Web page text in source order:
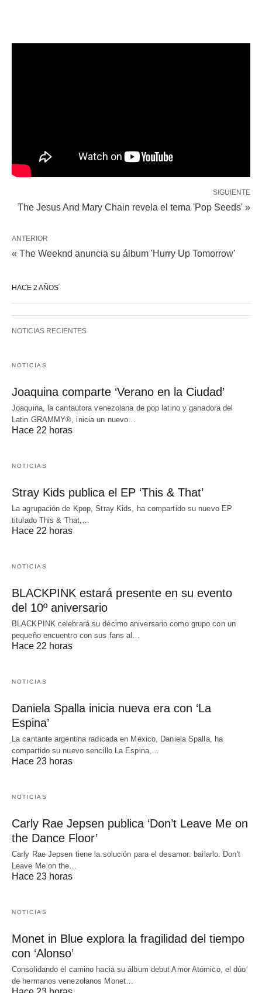
SIGUIENTE
The Jesus And Mary Chain revela el tema 'Pop Seeds' »
ANTERIOR
« The Weeknd anuncia su álbum 'Hurry Up Tomorrow'
HACE 2 AÑOS
NOTICIAS RECIENTES
NOTICIAS
Joaquina comparte ‘Verano en la Ciudad’
Joaquina, la cantautora venezolana de pop latino y ganadora del
Latin GRAMMY®, inicia un nuevo…
Hace 22 horas
NOTICIAS
Stray Kids publica el EP ‘This & That’
La agrupación de Kpop, Stray Kids, ha compartido su nuevo EP
titulado This & That,…
Hace 22 horas
NOTICIAS
BLACKPINK estará presente en su evento
del 10º aniversario
BLACKPINK celebrará su décimo aniversario como grupo con un
pequeño encuentro con sus fans al…
Hace 22 horas
NOTICIAS
Daniela Spalla inicia nueva era con ‘La
Espina’
La cantante argentina radicada en México, Daniela Spalla, ha
compartido su nuevo sencillo La Espina,…
Hace 23 horas
NOTICIAS
Carly Rae Jepsen publica ‘Don’t Leave Me on
the Dance Floor’
Carly Rae Jepsen tiene la solución para el desamor: bailarlo. Don't
Leave Me on the…
Hace 23 horas
NOTICIAS
Monet in Blue explora la fragilidad del tiempo
con ‘Alonso’
Consolidando el camino hacia su álbum debut Amor Atómico, el dúo
de hermanos venezolanos Monet…